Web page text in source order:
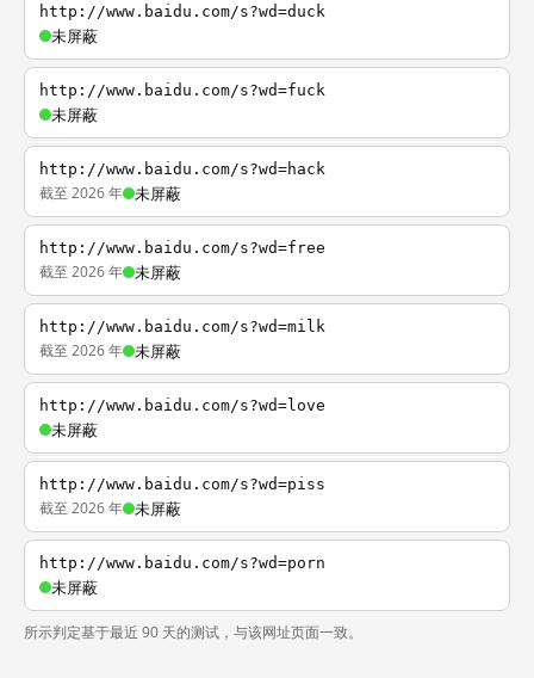
http://www.baidu.com/s?wd=duck
未屏蔽
http://www.baidu.com/s?wd=fuck
未屏蔽
http://www.baidu.com/s?wd=hack
截至 2026 年 未屏蔽
http://www.baidu.com/s?wd=free
截至 2026 年 未屏蔽
http://www.baidu.com/s?wd=milk
截至 2026 年 未屏蔽
http://www.baidu.com/s?wd=love
未屏蔽
http://www.baidu.com/s?wd=piss
截至 2026 年 未屏蔽
http://www.baidu.com/s?wd=porn
未屏蔽
所示判定基于最近 90 天的测试，与该网址页面一致。